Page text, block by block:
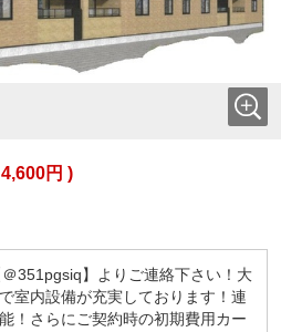
円 )
351pgsiq】よりご連絡下さい！大
室内設備が充実しております！連
！さらにご契約時の初期費用カー